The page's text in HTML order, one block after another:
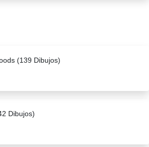
(139 Dibujos)
Dibujos)